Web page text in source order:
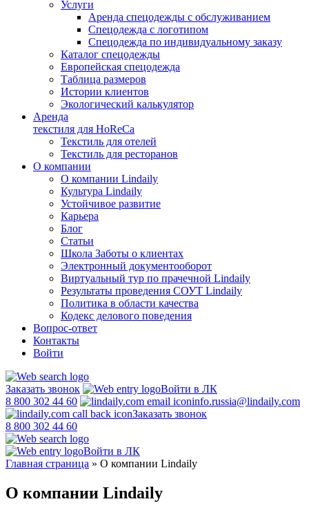
Услуги
Аренда спецодежды с обслуживанием
Спецодежда с логотипом
Спецодежда по индивидуальному заказу
Каталог спецодежды
Европейская спецодежда
Таблица размеров
Истории клиентов
Экологический калькулятор
Аренда
текстиля для HoReCa
Текстиль для отелей
Текстиль для ресторанов
О компании
О компании Lindaily
Культура Lindaily
Устойчивое развитие
Карьера
Блог
Статьи
Школа Заботы о клиентах
Электронный документооборот
Виртуальный тур по прачечной Lindaily
Результаты проведения СОУТ Lindaily
Политика в области качества
Кодекс делового поведения
Вопрос-ответ
Контакты
Войти
Заказать звонок
Войти в ЛК
8 800 302 44 60
info.russia@lindaily.com
Заказать звонок
8 800 302 44 60
Войти в ЛК
Главная страница » О компании Lindaily
О компании Lindaily